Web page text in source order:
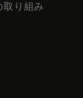
取り組み